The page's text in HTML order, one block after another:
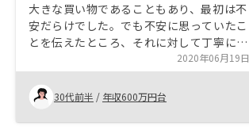
大きな買い物であることもあり、最初は不
安だらけでした。でも不安に思っていたこ
とを伝えたところ、それに対して丁寧にわ
かりやすく説明してもらい、不安も解消さ
れ購入してみようと思いました。
2020年06月19日
30代前半 / 年収600万円台